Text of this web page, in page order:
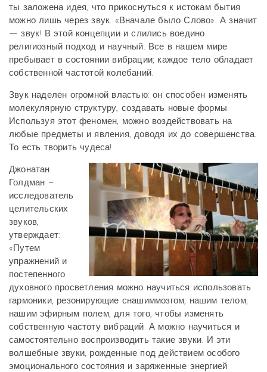
ты заложена идея, что прикоснуться к истокам бытия
мож­но лишь через звук. «Вначале было Слово». А значит
— звук! В этой концепции и слились во­едино
религиозный подход и научный. Все в нашем мире
пребывает в состоянии вибрации; каждое тело обладает
собственной частотой колебаний.
Звук наделен огромной властью: он способен изменять
мо­лекулярную структуру, создавать новые формы.
Исполь­зуя этот феномен, можно воздействовать на
любые пред­меты и явления, доводя их до совершенства.
То есть творить чудеса!
Джонатан
Голдман –
исследователь
целительских
звуков,
утверждает:
«Путем
упражнений и
постепенного
духовного просветления можно научиться использовать
гармоники, резонирующие снашиммозгом, нашим телом,
нашим эфирным полем, для того, чтобы изменять
собственную частоту вибраций. А можно научиться и
самостоятельно воспроизводить такие звуки. И эти
волшебные звуки, рож­денные под действием особого
эмоционального состояния и заряженные энергией